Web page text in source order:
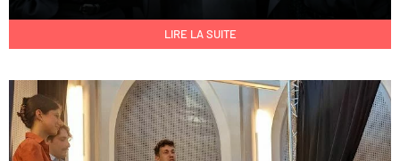
LIRE LA SUITE